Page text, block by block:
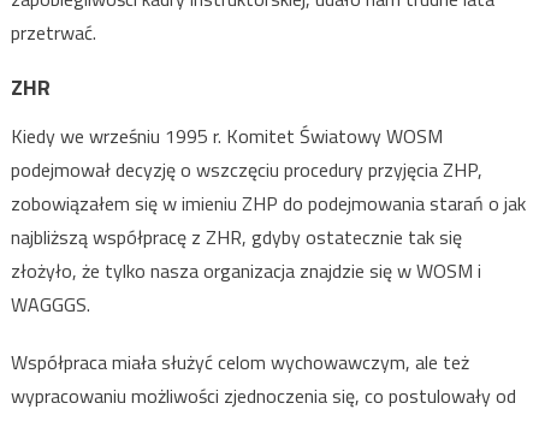
przetrwać.
ZHR
Kiedy we wrześniu 1995 r. Komitet Światowy WOSM
podejmował decyzję o wszczęciu procedury przyjęcia ZHP,
zobowiązałem się w imieniu ZHP do podejmowania starań o jak
najbliższą współpracę z ZHR, gdyby ostatecznie tak się
złożyło, że tylko nasza organizacja znajdzie się w WOSM i
WAGGGS.
Współpraca miała służyć celom wychowawczym, ale też
wypracowaniu możliwości zjednoczenia się, co postulowały od